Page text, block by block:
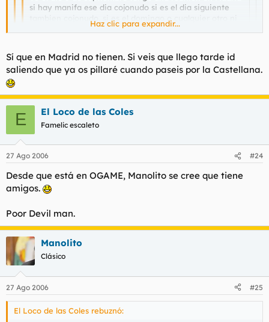
si hay manifa ese dia cojonudo si es el dia siguiente
Haz clic para expandir...
el 8 d septiembre ..me lo apunto
Me llevo birra o que?
Haz clic para expandir...
Sí que en Madrid no tienen. Si veis que llego tarde id
saliendo que ya os pillaré cuando paseis por la Castellana.
E El Loco de las Coles
Famelic escaleto
27 Ago 2006 #24
Desde que está en OGAME, Manolito se cree que tiene
amigos.
Poor Devil man.
Manolito
Clásico
27 Ago 2006 #25
El Loco de las Coles rebuznó: